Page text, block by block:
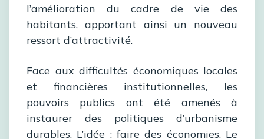
l’amélioration du cadre de vie des
habitants, apportant ainsi un nouveau
ressort d’attractivité.
Face aux difficultés économiques locales
et financières institutionnelles, les
pouvoirs publics ont été amenés à
instaurer des politiques d’urbanisme
durables. L’idée : faire des économies. Le